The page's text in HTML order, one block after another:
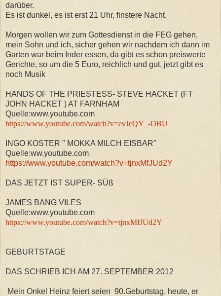
darüber.
Es ist dunkel, es ist erst 21 Uhr, finstere Nacht.
Morgen wollen wir zum Gottesdienst in die FEG gehen,
mein Sohn und ich, sicher gehen wir nachdem ich dann im
Garten war beim Inder essen, da gibt es schon preiswerte
Gerichte, so um die 5 Euro, reichlich und gut, jetzt gibt es
noch Musik
HANDS OF THE PRIESTESS- STEVE HACKET (FT
JOHN HACKET ) AT FARNHAM
Quelle:www.youtube.com
https://www.youtube.com/watch?v=evJcQY_-OBU
INGO KOSTER " MOKKA MILCH EISBAR"
Quelle:ww.youtube.com
https://www.youtube.com/watch?v=tjnxMfJUd2Y
DAS JETZT IST SUPER- SÜß
JAMES BANG VILES
Quelle:www.youtube.com
https://www.youtube.com/watch?v=tjnxMfJUd2Y
GEBURTSTAGE
DAS SCHRIEB ICH AM 27. SEPTEMBER 2012
Mein Onkel Heinz feiert seien 90.Geburtstag, heute, er